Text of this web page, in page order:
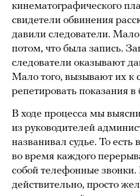
кинематографического
свидетели обвинения
давили следователи. Мало
потом, что была запись.
следователи оказывают
Мало того, вызывают их к
репетировать показания
В ходе процесса мы
из руководителей
названивал судье. То
во время каждого
собой телефонные
действительно, просто